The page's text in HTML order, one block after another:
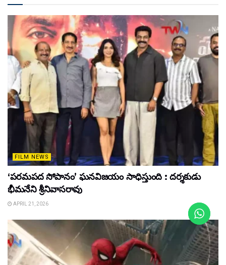
FILM NEWS
‘పరమపద సోపానం’ ఘనవిజయం సాధిస్తుంది : దర్శకుడు
భీమనేని శ్రీనివాసరావు
APRIL 21, 2026